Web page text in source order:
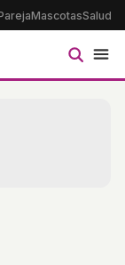
MascotasSalud